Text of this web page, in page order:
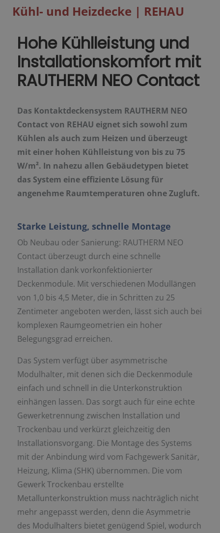
Kühl- und Heizdecke | REHAU
Hohe Kühlleistung und
Installationskomfort mit
RAUTHERM NEO Contact
Das Kontaktdeckensystem RAUTHERM NEO
Contact von REHAU eignet sich sowohl zum
Kühlen als auch zum Heizen und überzeugt
mit einer hohen Kühlleistung von bis zu 75
W/m². In nahezu allen Gebäudetypen bietet
das System eine effiziente Lösung für
angenehme Raumtemperaturen ohne Zugluft.
Starke Leistung, schnelle Montage
Ob Neubau oder Sanierung: RAUTHERM NEO
Contact überzeugt durch eine schnelle
Installation dank vorkonfektionierter
Deckenmodule. Mit verschiedenen Modullängen
von 1,0 bis 4,5 Meter, die in Schritten zu 25
Zentimeter angeboten werden, lässt sich auch bei
komplexen Raumgeometrien ein hoher
Belegungsgrad erreichen.
Das System verfügt über asymmetrische
Modulhalter, mit denen sich die Deckenmodule
einfach und schnell in die Unterkonstruktion
einhängen lassen. Das sorgt auch für eine echte
Gewerketrennung zwischen Installation und
Trockenbau und verkürzt gleichzeitig den
Installationsvorgang. Die Montage des Systems
mit der Anbindung wird vom Fachgewerk Sanitär,
Heizung, Klima (SHK) übernommen. Die vom
Gewerk Trockenbau erstellte
Metallunterkonstruktion muss nachträglich nicht
mehr angepasst werden, denn die Asymmetrie
des Modulhalters bietet genügend Spiel, wodurch